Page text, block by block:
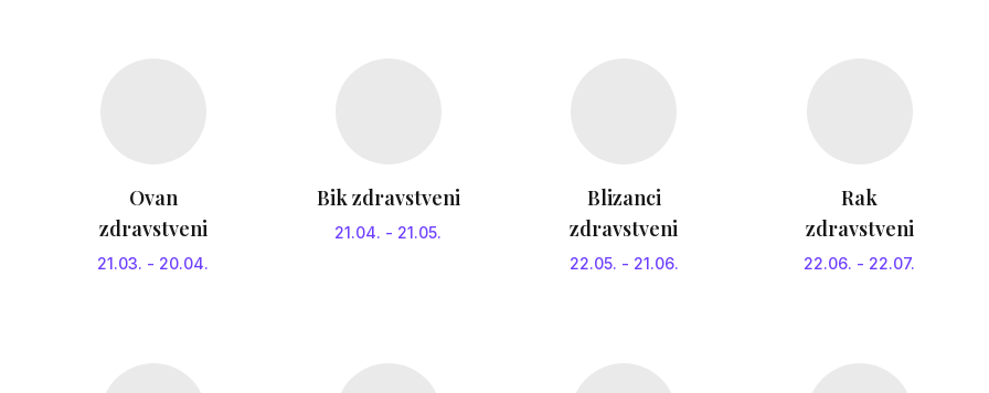
Ovan
zdravstveni
21.03. - 20.04.
Bik zdravstveni
21.04. - 21.05.
Blizanci
zdravstveni
22.05. - 21.06.
Rak
zdravstveni
22.06. - 22.07.